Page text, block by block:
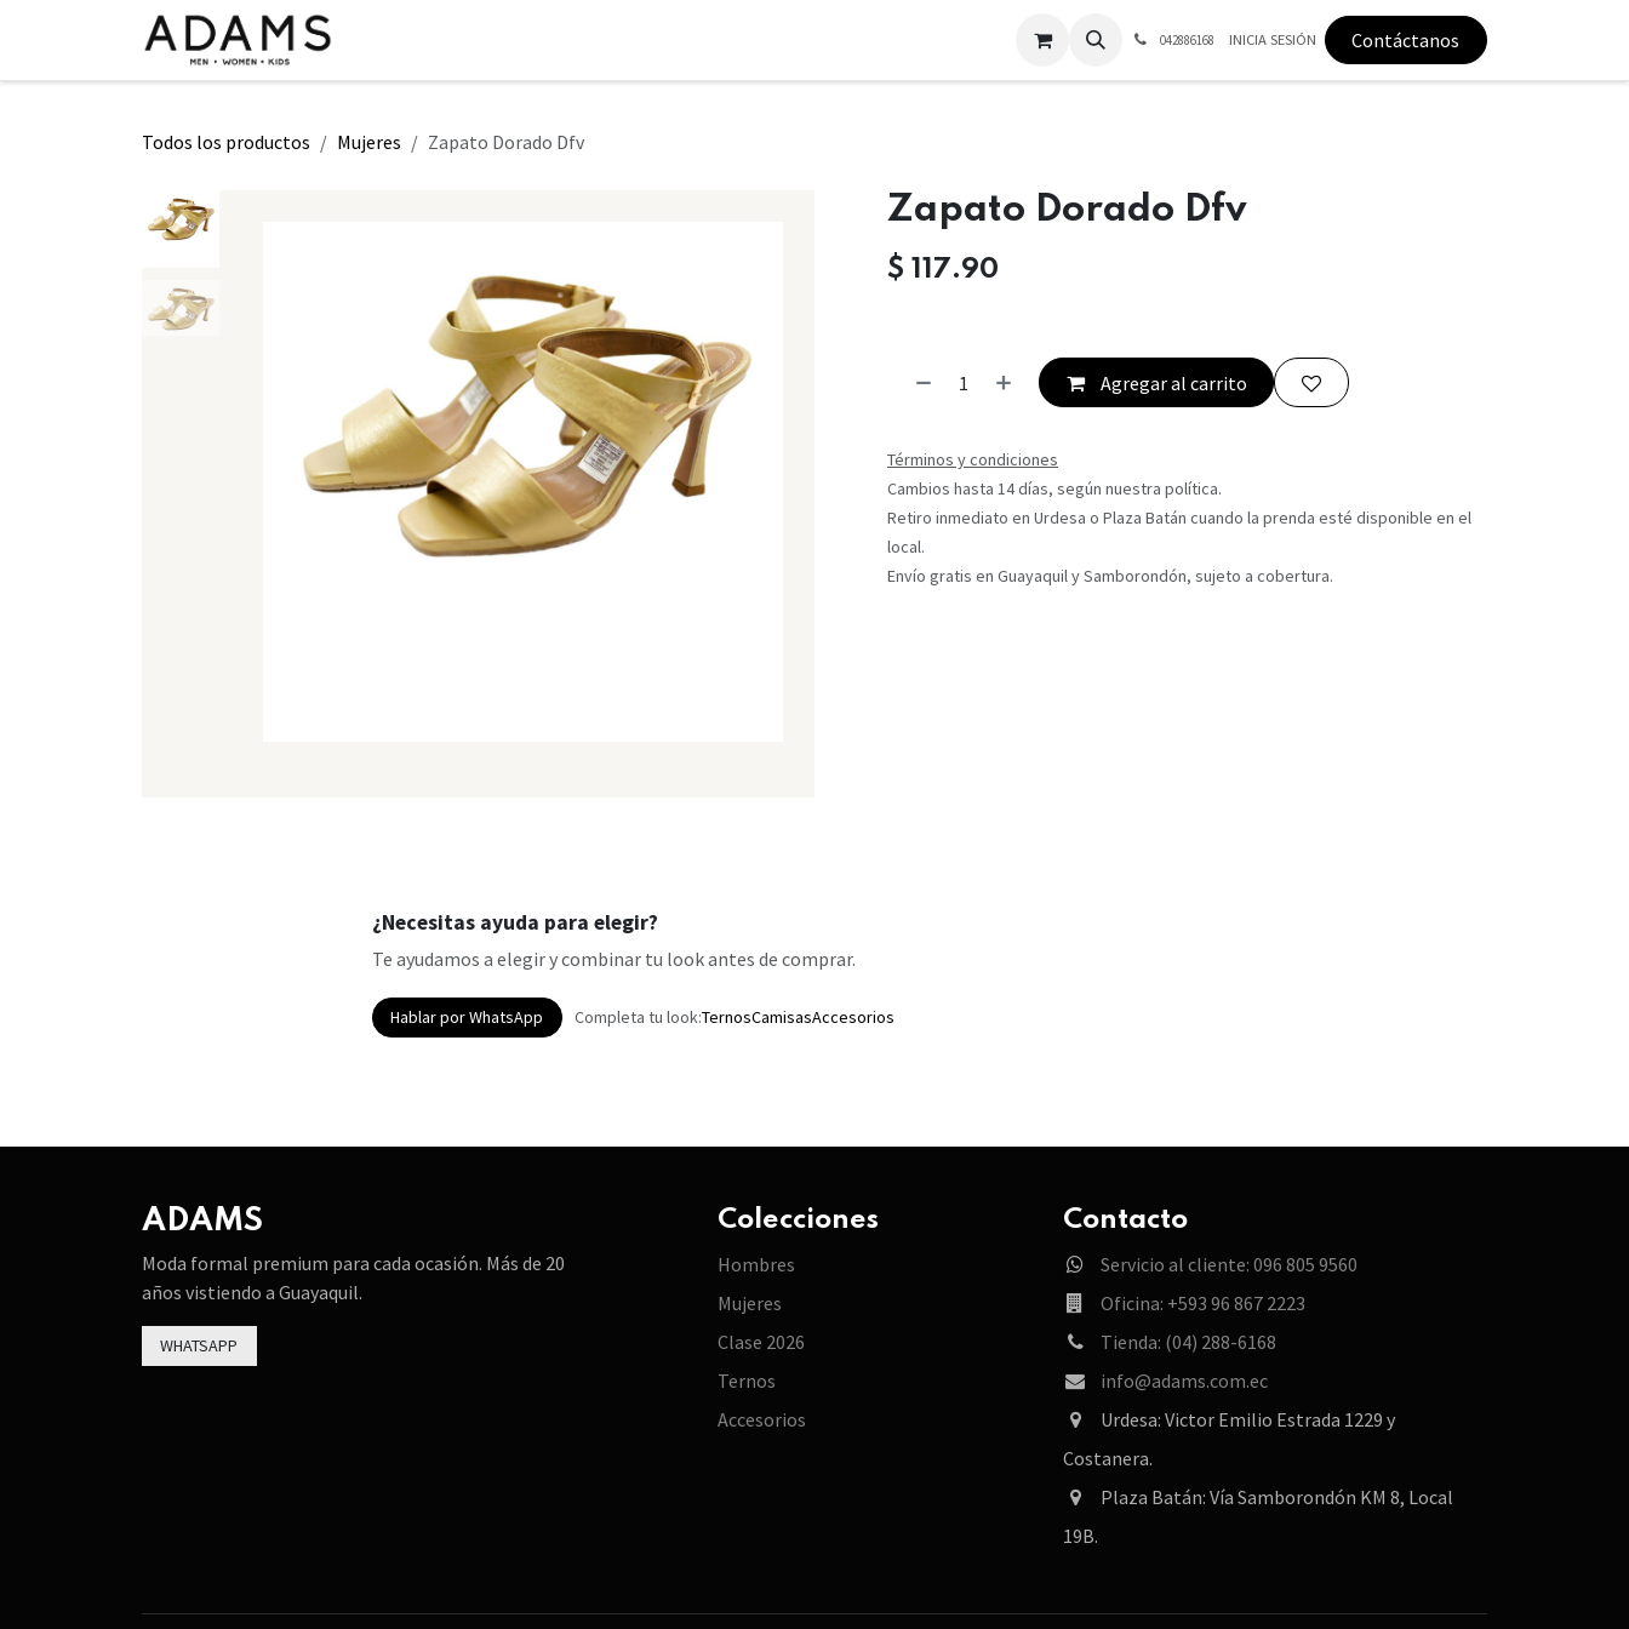
042886168 INICIA SESIÓN Contáctanos
Todos los productos Mujeres Zapato Dorado Dfv
Zapato Dorado Dfv
$ 117.90
Agregar al carrito
Términos y condiciones
Cambios hasta 14 días, según nuestra política.
Retiro inmediato en Urdesa o Plaza Batán cuando la prenda esté disponible en el
local.
Envío gratis en Guayaquil y Samborondón, sujeto a cobertura.
¿Necesitas ayuda para elegir?
Te ayudamos a elegir y combinar tu look antes de comprar.
Hablar por WhatsApp Completa tu look:TernosCamisasAccesorios
ADAMS
Moda formal premium para cada ocasión. Más de 20
años vistiendo a Guayaquil.
WHATSAPP
Colecciones
Hombres
Mujeres
Clase 2026
Ternos
Accesorios
Contacto
Servicio al cliente: 096 805 9560
Oficina: +593 96 867 2223
Tienda: (04) 288-6168
info@adams.com.ec
Urdesa: Victor Emilio Estrada 1229 y
Costanera.
Plaza Batán: Vía Samborondón KM 8, Local
19B.